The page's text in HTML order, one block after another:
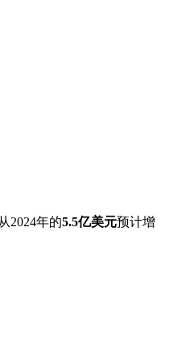
2024年的5.5亿美元预计增